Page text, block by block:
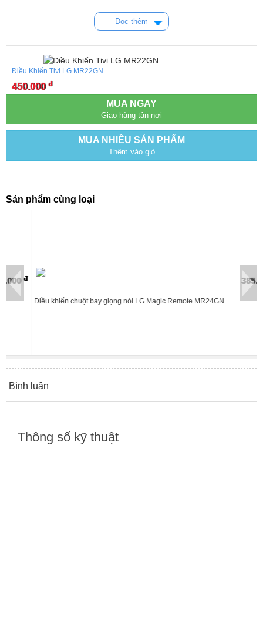
Đọc thêm
Điều Khiển Tivi LG MR22GN
450.000 đ
MUA NGAY
Giao hàng tận nơi
MUA NHIỀU SẢN PHẨM
Thêm vào giỏ
Sản phẩm cùng loại
385.000đ
Điều khiển chuột bay giọng nói LG Magic Remote MR24GN
Bình luận
Thông số kỹ thuật